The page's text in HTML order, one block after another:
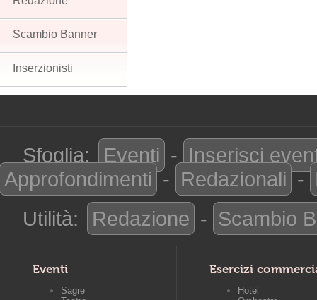
Scambio Banner
Inserzionisti
Sfoglia: Eventi - Inserisci
Approfondimenti - Redazionali -
Utilità:
Redazione - Scambio
Eventi
Sagre
Esercizi
Hotel